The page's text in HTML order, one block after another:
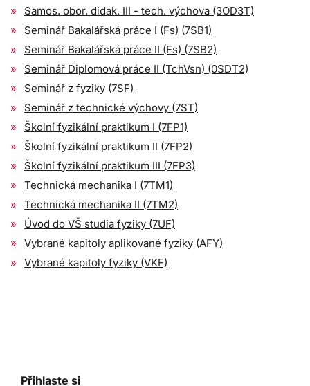
Samos. obor. didak. III - tech. výchova (3OD3T)
Seminář Bakalářská práce I (Fs) (7SB1)
Seminář Bakalářská práce II (Fs) (7SB2)
Seminář Diplomová práce II (TchVsn) (0SDT2)
Seminář z fyziky (7SF)
Seminář z technické výchovy (7ST)
Školní fyzikální praktikum I (7FP1)
Školní fyzikální praktikum II (7FP2)
Školní fyzikální praktikum III (7FP3)
Technická mechanika I (7TM1)
Technická mechanika II (7TM2)
Úvod do VŠ studia fyziky (7UF)
Vybrané kapitoly aplikované fyziky (AFY)
Vybrané kapitoly fyziky (VKF)
Přihlaste si